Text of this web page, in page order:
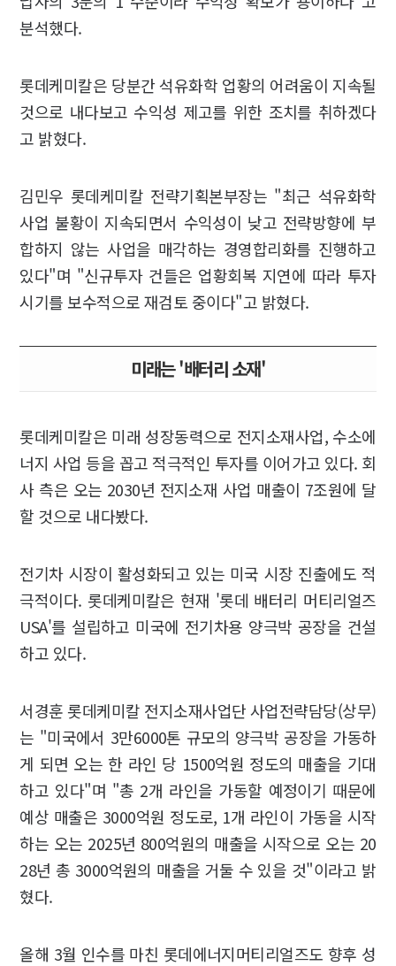
분석했다.
롯데케미칼은 당분간 석유화학 업황의 어려움이 지속될
것으로 내다보고 수익성 제고를 위한 조치를 취하겠다
고 밝혔다.
김민우 롯데케미칼 전략기획본부장는 "최근 석유화학
사업 불황이 지속되면서 수익성이 낮고 전략방향에 부
합하지 않는 사업을 매각하는 경영합리화를 진행하고
있다"며 "신규투자 건들은 업황회복 지연에 따라 투자
시기를 보수적으로 재검토 중이다"고 밝혔다.
미래는 '배터리 소재'
롯데케미칼은 미래 성장동력으로 전지소재사업, 수소에
너지 사업 등을 꼽고 적극적인 투자를 이어가고 있다. 회
사 측은 오는 2030년 전지소재 사업 매출이 7조원에 달
할 것으로 내다봤다.
전기차 시장이 활성화되고 있는 미국 시장 진출에도 적
극적이다. 롯데케미칼은 현재 '롯데 배터리 머티리얼즈
USA'를 설립하고 미국에 전기차용 양극박 공장을 건설
하고 있다.
서경훈 롯데케미칼 전지소재사업단 사업전략담당(상무)
는 "미국에서 3만6000톤 규모의 양극박 공장을 가동하
게 되면 오는 한 라인 당 1500억원 정도의 매출을 기대
하고 있다"며 "총 2개 라인을 가동할 예정이기 때문에
예상 매출은 3000억원 정도로, 1개 라인이 가동을 시작
하는 오는 2025년 800억원의 매출을 시작으로 오는 20
28년 총 3000억원의 매출을 거둘 수 있을 것"이라고 밝
혔다.
올해 3월 인수를 마친 롯데에너지머티리얼즈도 향후 성